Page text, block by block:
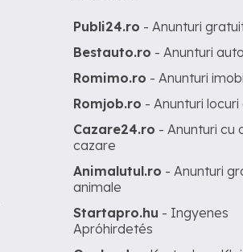
Publi24.ro - Anunturi
Bestauto.ro - Anunturi
Romimo.ro - Anunturi
Romjob.ro - Anunturi
Cazare24.ro - Anunturi cu
cazare
Animalutul.ro - Anunturi
animale
Startapro.hu - Ingyenes
Apróhirdetés